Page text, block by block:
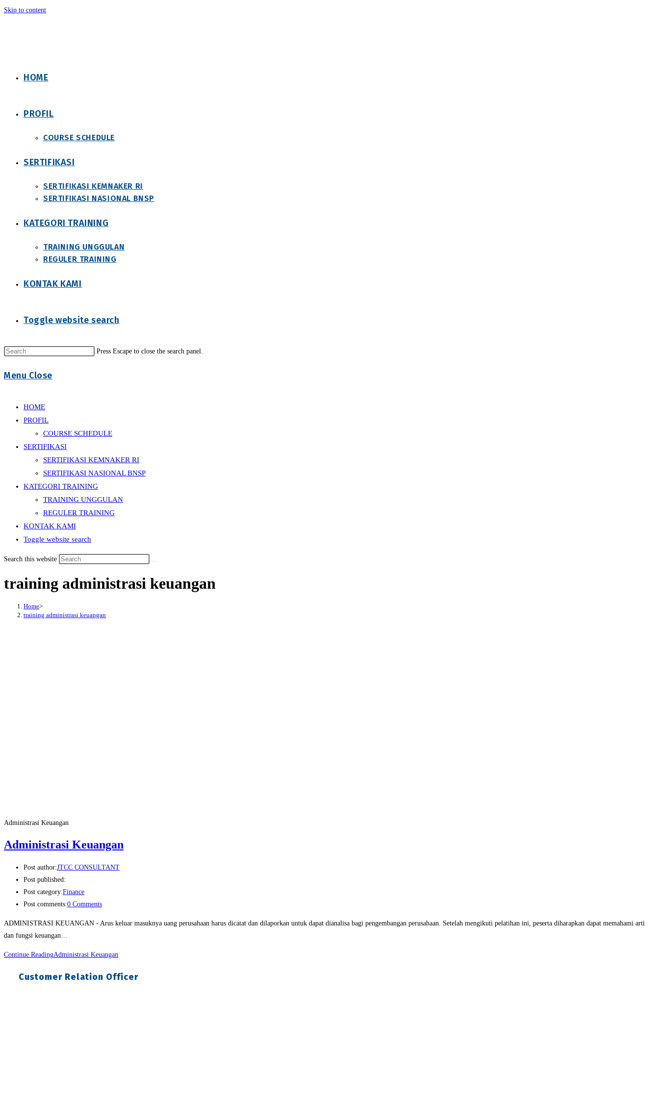
Skip to content
HOME
PROFIL
COURSE SCHEDULE
SERTIFIKASI
SERTIFIKASI KEMNAKER RI
SERTIFIKASI NASIONAL BNSP
KATEGORI TRAINING
TRAINING UNGGULAN
REGULER TRAINING
KONTAK KAMI
Toggle website search
Press Escape to close the search panel.
Menu Close
HOME
PROFIL
COURSE SCHEDULE
SERTIFIKASI
SERTIFIKASI KEMNAKER RI
SERTIFIKASI NASIONAL BNSP
KATEGORI TRAINING
TRAINING UNGGULAN
REGULER TRAINING
KONTAK KAMI
Toggle website search
Search this website
training administrasi keuangan
Home>
training administrasi keuangan
Administrasi Keuangan
Administrasi Keuangan
Post author:JTCC CONSULTANT
Post published:
Post category:Finance
Post comments:0 Comments
ADMINISTRASI KEUANGAN - Arus keluar masuknya uang perusahaan harus dicatat dan dilaporkan untuk dapat dianalisa bagi pengembangan perusahaan. Setelah mengikuti pelatihan ini, peserta diharapkan dapat memahami arti
dan fungsi keuangan…
Continue ReadingAdministrasi Keuangan
Customer Relation Officer